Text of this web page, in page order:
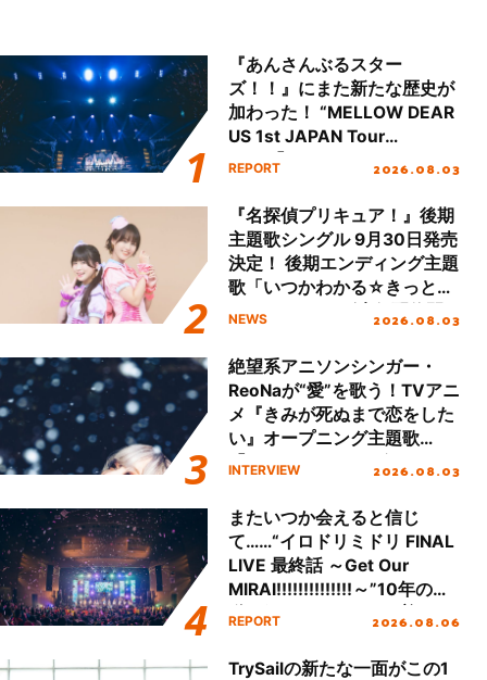
『あんさんぶるスター
ズ！！』にまた新たな歴史が
加わった！ “MELLOW DEAR
US 1st JAPAN Tour
Final「NICE to meet YOU
ート!!
REPORT 2026.08.03
『名探偵プリキュア！』後期
主題歌シングル 9月30日発売
決定！ 後期エンディング主題
歌「いつかわかる☆きっとあ
える」TVサイズ先行配信開
NEWS 2026.08.03
絶望系アニソンシンガー・
ReoNaが“愛”を歌う！TVアニ
メ『きみが死ぬまで恋をした
い』オープニング主題歌
「Amore」インタビュー
INTERVIEW 2026.08.03
またいつか会えると信じ
て……“イロドリミドリ FINAL
LIVE 最終話 ～Get Our
MIRAI!!!!!!!!!!!!!!～”10年の活
動を経てファイナルを迎える
REPORT 2026.08.06
TrySailの新たな一面がこの1